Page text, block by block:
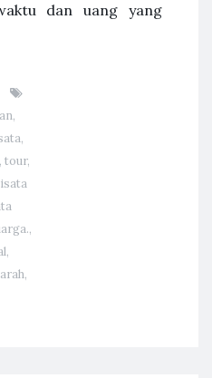
dan uang yang
,
,
, tour,
,
,
,